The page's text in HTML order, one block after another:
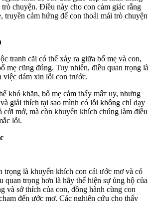
chuyện. Điều này cho con cảm giác rằng
truyền cảm hứng để con thoải mái trò chuyện
tranh cãi có thể xảy ra giữa bố mẹ và con,
mẹ cũng đúng. Tuy nhiên, điều quan trọng là
việc dám xin lỗi con trước.
khó khăn, bố mẹ cảm thấy mấᴛ uy, nhưng
giải thích tại sao mình có lỗi không chỉ dạy
cởi mở, mà còn khuyến khích chúng làm điều
lỗi.
trọng là khuyến khích con cái ước mơ và có
quan trọng hơn là hãy thể hiện sự ủng hộ của
và sở thích của con, đồng hành cùng con
đến ước mơ. Các nghiên cứu cho thấy